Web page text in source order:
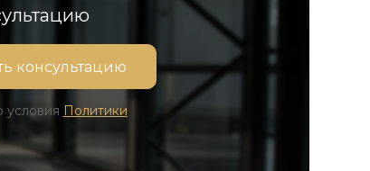
условия Политики